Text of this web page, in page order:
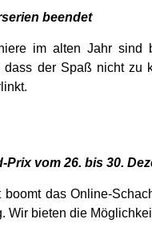
beendet
im alten Jahr sind
dass der Spaß nicht zu
Prix vom 26. bis 30.
boomt das Online-
Wir bieten die